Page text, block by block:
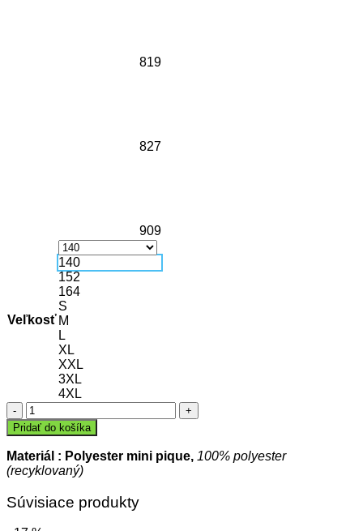
819
827
909
Veľkosť
140
152
164
S
M
L
XL
XXL
3XL
4XL
množstvo
Polokošeľa
SONIC
Pridať do košíka
Materiál : Polyester mini pique, 100% polyester
(recyklovaný)
Súvisiace produkty